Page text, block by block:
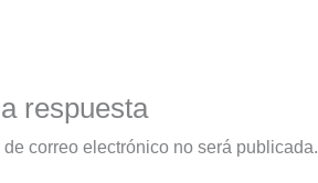
respuesta
correo electrónico no será publicada.